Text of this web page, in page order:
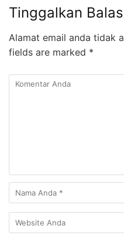
Tinggalkan
Alamat email anda tidak
fields are marked *